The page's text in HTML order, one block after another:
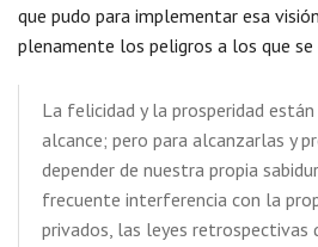
que pudo para implementar esa
plenamente los peligros a los que
La felicidad y la prosperidad
alcance; pero para alcanzarlas y
depender de nuestra propia
frecuente interferencia con la
privados, las leyes retrospectivas